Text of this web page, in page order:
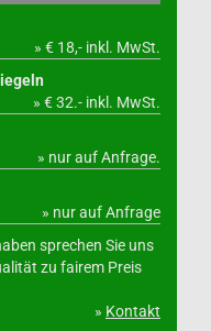
» € 18,- inkl. MwSt.
» € 32.- inkl. MwSt.
» nur auf Anfrage.
» nur auf Anfrage
sprechen Sie uns
zu fairem Preis
» Kontakt